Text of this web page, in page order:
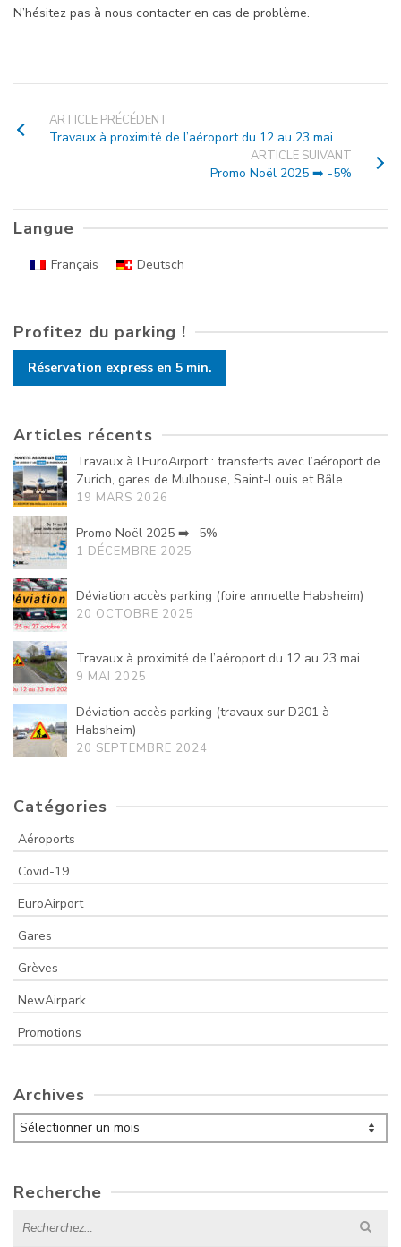
N’hésitez pas à nous contacter en cas de problème.
ARTICLE PRÉCÉDENT
Travaux à proximité de l’aéroport du 12 au 23 mai
ARTICLE SUIVANT
Promo Noël 2025 ➡️ -5%
Langue
Français Deutsch
Profitez du parking !
Réservation express en 5 min.
Articles récents
Travaux à l’EuroAirport : transferts avec l’aéroport de
Zurich, gares de Mulhouse, Saint-Louis et Bâle
19 MARS 2026
Promo Noël 2025 ➡️ -5%
1 DÉCEMBRE 2025
Déviation accès parking (foire annuelle Habsheim)
20 OCTOBRE 2025
Travaux à proximité de l’aéroport du 12 au 23 mai
9 MAI 2025
Déviation accès parking (travaux sur D201 à
Habsheim)
20 SEPTEMBRE 2024
Catégories
Aéroports
Covid-19
EuroAirport
Gares
Grèves
NewAirpark
Promotions
Archives
Archives
Recherche
Search
for: